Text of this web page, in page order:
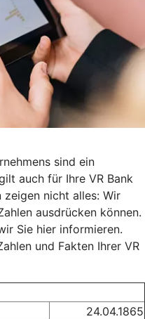
sind ein
auch für Ihre VR Bank
zeigen nicht alles: Wir
ausdrücken können.
Sie hier informieren.
und Fakten Ihrer VR
24.04.1865